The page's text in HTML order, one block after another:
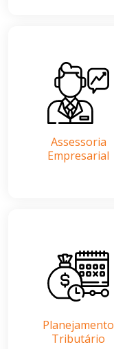
Assessoria
Empresarial
Planejamento
Tributário